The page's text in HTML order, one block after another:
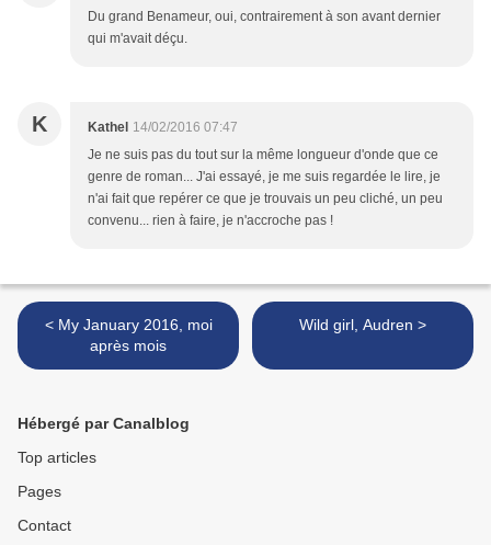
Du grand Benameur, oui, contrairement à son avant dernier
qui m'avait déçu.
K Kathel 14/02/2016 07:47
Je ne suis pas du tout sur la même longueur d'onde que ce
genre de roman... J'ai essayé, je me suis regardée le lire, je
n'ai fait que repérer ce que je trouvais un peu cliché, un peu
convenu... rien à faire, je n'accroche pas !
< My January 2016, moi
après mois
Wild girl, Audren >
Hébergé par Canalblog
Top articles
Pages
Contact